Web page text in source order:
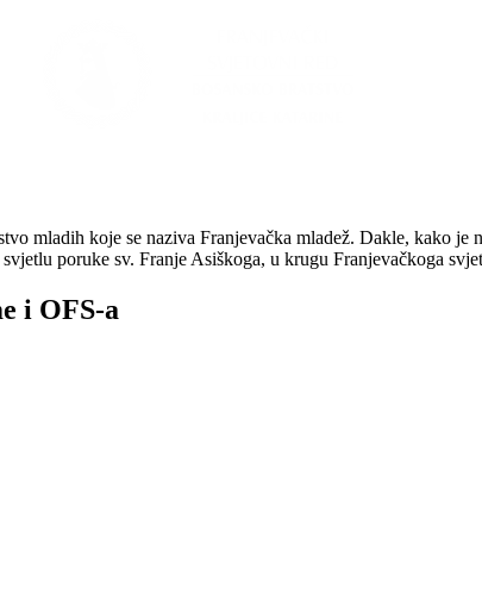
mladih koje se naziva Franjevačka mladež. Dakle, kako
poruke sv. Franje Asiškoga, u krugu Franjevačkoga
i OFS-a